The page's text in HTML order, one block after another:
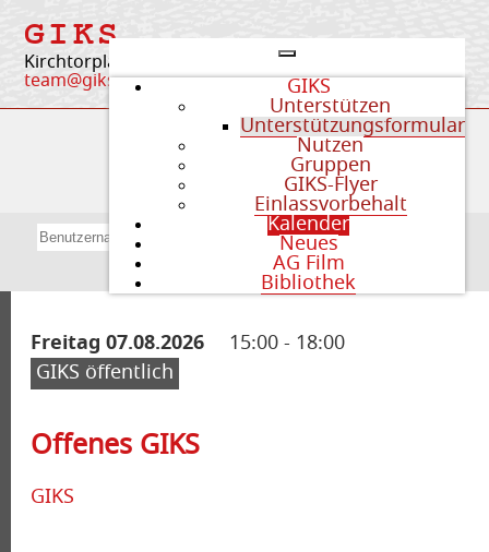
GIKS
Unterstützen
Unterstützungsformular
Nutzen
Gruppen
GIKS-Flyer
Einlassvorbehalt
Kalender
Neues
AG Film
Bibliothek
GIKS
Kirchtorplatz 4 | 84405 Dorfen
team@giks-dorfen.org
Termine im GIKS
Anmelden
Freitag 07.08.2026 15:00 - 18:00
GIKS öffentlich
Offenes GIKS
GIKS